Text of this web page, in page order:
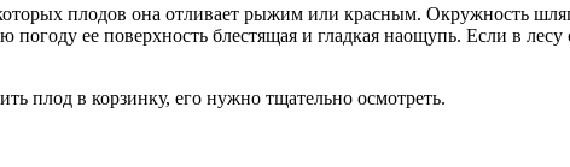
плодов она отливает рыжим или красным. Окружность
ее поверхность блестящая и гладкая наощупь. Если в
плод в корзинку, его нужно тщательно осмотреть.